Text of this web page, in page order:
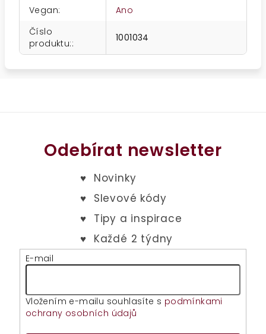
Vegan:
Ano
Číslo
produktu:: 1001034
Odebírat newsletter
E-mail
Vložením e-mailu souhlasíte s podmínkami
ochrany osobních údajů